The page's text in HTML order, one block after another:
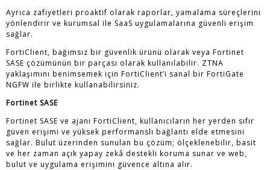
Ayrıca zafiyetleri proaktif olarak raporlar, yamalama süreçlerini
yönlendirir ve kurumsal ile SaaS uygulamalarına güvenli erişim
sağlar.
FortiClient, bağımsız bir güvenlik ürünü olarak veya Fortinet
SASE çözümünün bir parçası olarak kullanılabilir. ZTNA
yaklaşımını benimsemek için FortiClient’i sanal bir FortiGate
NGFW ile birlikte kullanabilirsiniz.
Fortinet SASE
Fortinet SASE ve ajanı FortiClient, kullanıcıların her yerden sıfır
güven erişimi ve yüksek performanslı bağlantı elde etmesini
sağlar. Bulut üzerinden sunulan bu çözüm; ölçeklenebilir, basit
ve her zaman açık yapay zekâ destekli koruma sunar ve web,
bulut ve uygulama erişimini güvence altına alır.